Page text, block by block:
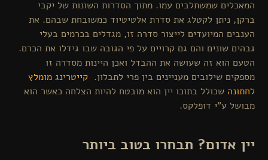
שמשתלבים עמו. מתוך הסדרות השונות של יקבי
ניתן לקטלג את סדרת אלטיטיוד כמשובחת שבהם. את
המיועדים לייצור סדרה זו, מגדלים בכרמים בעלי
שונים והם גם קרויים על פי הגובה שבו גידלו את הכרם.
הוא זה שעושה את ההבדל ואכן היינות מסדרה זו
שילובים מעניינים בין פרי לתבלון.קייטרינג מומלץ
שכולל בתוכו יין הוא מובטח להיות הצלחה כאשר הוא
ע"י דופלקס.
אדום? תבחרו בטוב ביותר